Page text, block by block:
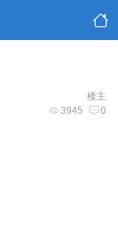
楼主
3945 0